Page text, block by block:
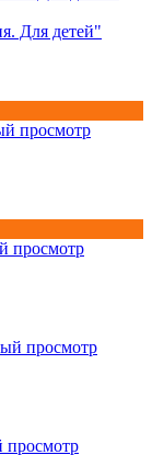
Для детей"
просмотр
просмотр
просмотр
просмотр